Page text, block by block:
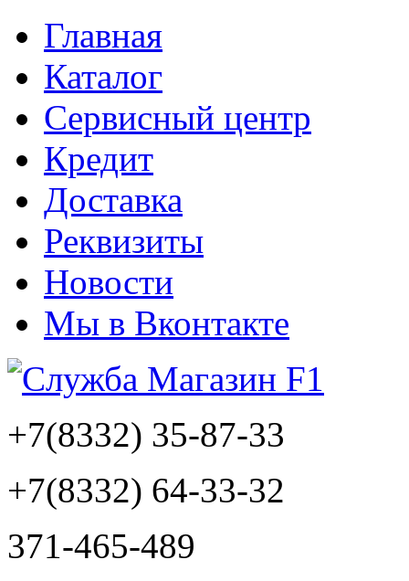
Главная
Каталог
Сервисный центр
Кредит
Доставка
Реквизиты
Новости
Мы в Вконтакте
+7(8332) 35-87-33
+7(8332) 64-33-32
371-465-489